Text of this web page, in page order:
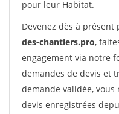
pour leur Habitat.
Devenez dès à
des-chantiers.pro,
engagement via notre
demandes de devis et
demande validée, vous
devis enregistrées